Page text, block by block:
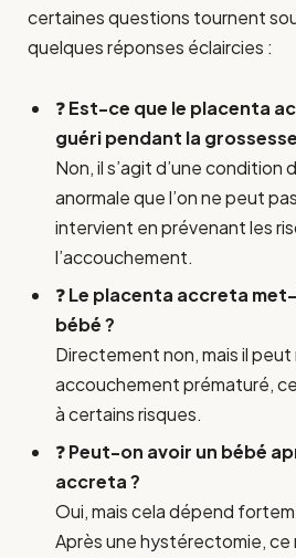
certaines questions tournent
quelques réponses éclaircies :
❓Est-ce que le placenta
guéri pendant la
Non, il s’agit d’une condition
anormale que l’on ne peut
intervient en prévenant les
l’accouchement.
❓Le placenta accreta
bébé ?
Directement non, mais il
accouchement prématuré,
à certains risques.
❓Peut-on avoir un bébé
accreta ?
Oui, mais cela dépend
Après une hystérectomie, ce